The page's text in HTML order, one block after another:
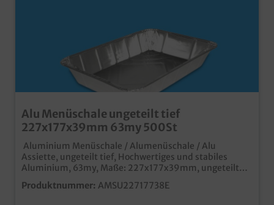
Alu Menüschale ungeteilt tief
227x177x39mm 63my 500St
Aluminium Menüschale / Alumenüschale / Alu
Assiette, ungeteilt tief, Hochwertiges und stabiles
Aluminium, 63my, Maße: 227x177x39mm, ungeteilt
500 Stück im Karton Ideal für den Einsatz in
Gastronomie, Imbiss und Außerhaus Geschäft tiefe
Produktnummer: AMSU22717738E